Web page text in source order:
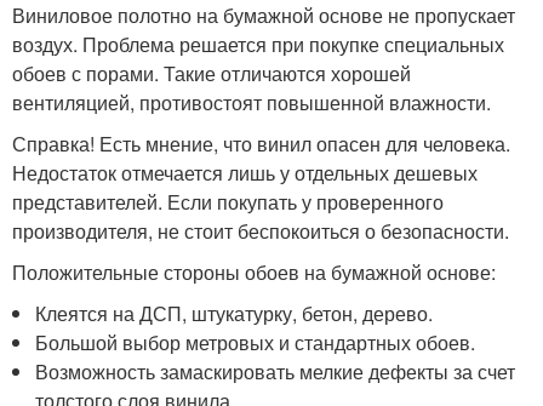
Виниловое полотно на бумажной основе не пропускает
воздух. Проблема решается при покупке специальных
обоев с порами. Такие отличаются хорошей
вентиляцией, противостоят повышенной влажности.
Справка! Есть мнение, что винил опасен для человека.
Недостаток отмечается лишь у отдельных дешевых
представителей. Если покупать у проверенного
производителя, не стоит беспокоиться о безопасности.
Положительные стороны обоев на бумажной основе:
Клеятся на ДСП, штукатурку, бетон, дерево.
Большой выбор метровых и стандартных обоев.
Возможность замаскировать мелкие дефекты за счет